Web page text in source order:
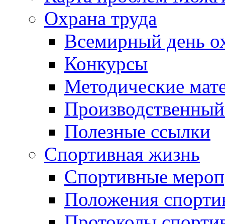
Охрана труда
Всемирный день
Конкурсы
Методические
Полезные ссылки
Спортивная жизнь
Спортивные
Положения